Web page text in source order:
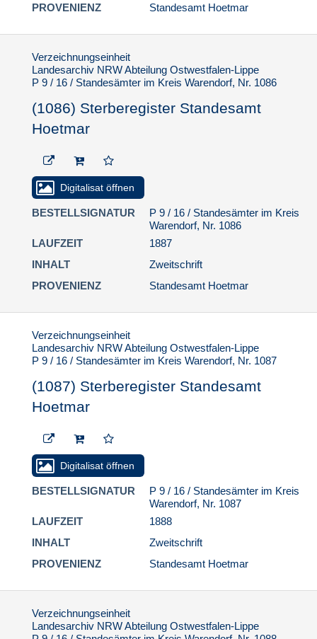
PROVENIENZ
Standesamt Hoetmar
Verzeichnungseinheit
Landesarchiv NRW Abteilung Ostwestfalen-Lippe
P 9 / 16 / Standesämter im Kreis Warendorf, Nr. 1086
(1086) Sterberegister Standesamt
Hoetmar
Digitalisat öffnen
BESTELLSIGNATUR
P 9 / 16 / Standesämter im Kreis
Warendorf, Nr. 1086
LAUFZEIT
1887
INHALT
Zweitschrift
PROVENIENZ
Standesamt Hoetmar
Verzeichnungseinheit
Landesarchiv NRW Abteilung Ostwestfalen-Lippe
P 9 / 16 / Standesämter im Kreis Warendorf, Nr. 1087
(1087) Sterberegister Standesamt
Hoetmar
Digitalisat öffnen
BESTELLSIGNATUR
P 9 / 16 / Standesämter im Kreis
Warendorf, Nr. 1087
LAUFZEIT
1888
INHALT
Zweitschrift
PROVENIENZ
Standesamt Hoetmar
Verzeichnungseinheit
Landesarchiv NRW Abteilung Ostwestfalen-Lippe